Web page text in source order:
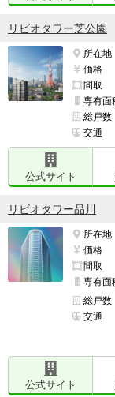
リビオタワー芝公園
所在地
価格
間取
専有面
総戸数
交通
公式サイト
リビオタワー品川
所在地
価格
間取
専有面
総戸数
交通
公式サイト